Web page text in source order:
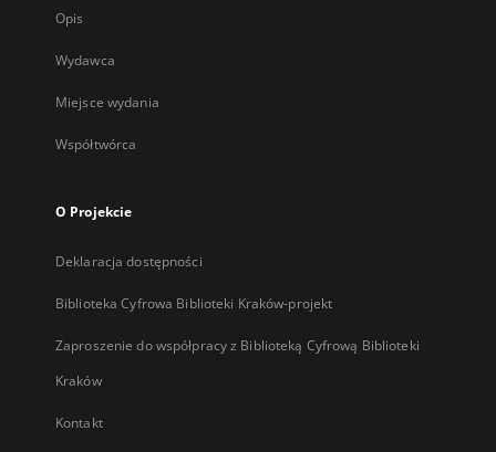
Opis
Wydawca
Miejsce wydania
Współtwórca
O Projekcie
Deklaracja dostępności
Biblioteka Cyfrowa Biblioteki Kraków-projekt
Zaproszenie do współpracy z Biblioteką Cyfrową Biblioteki
Kraków
Kontakt